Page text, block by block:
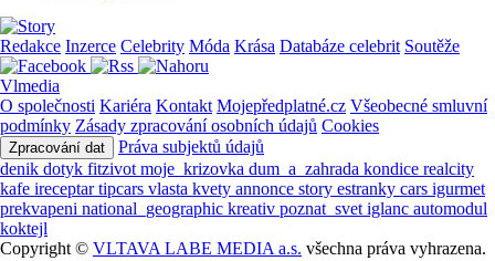
Redakce Inzerce Celebrity Móda Krása Databáze celebrit Soutěže
Vlmedia
O společnosti Kariéra Kontakt Mojepředplatné.cz Všeobecné smluvní
podmínky Zásady zpracování osobních údajů Cookies
Zpracování dat
Práva subjektů údajů
denik dotyk fitzivot moje_krizovka dum_a_zahrada kondice realcity
kafe ireceptartipcars vlasta kvety annonce story estranky cars igurmet
prekvapeni national_geographic kreativ poznat_svet iglanc automodul
koktejl
Copyright © VLTAVA LABE MEDIA a.s. všechna práva vyhrazena.